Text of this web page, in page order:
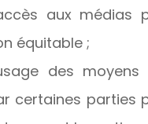
aux médias
équitable ;
des moyens
certaines parties